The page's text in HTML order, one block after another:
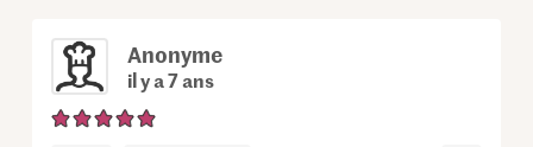
Anonyme
il y a 7 ans